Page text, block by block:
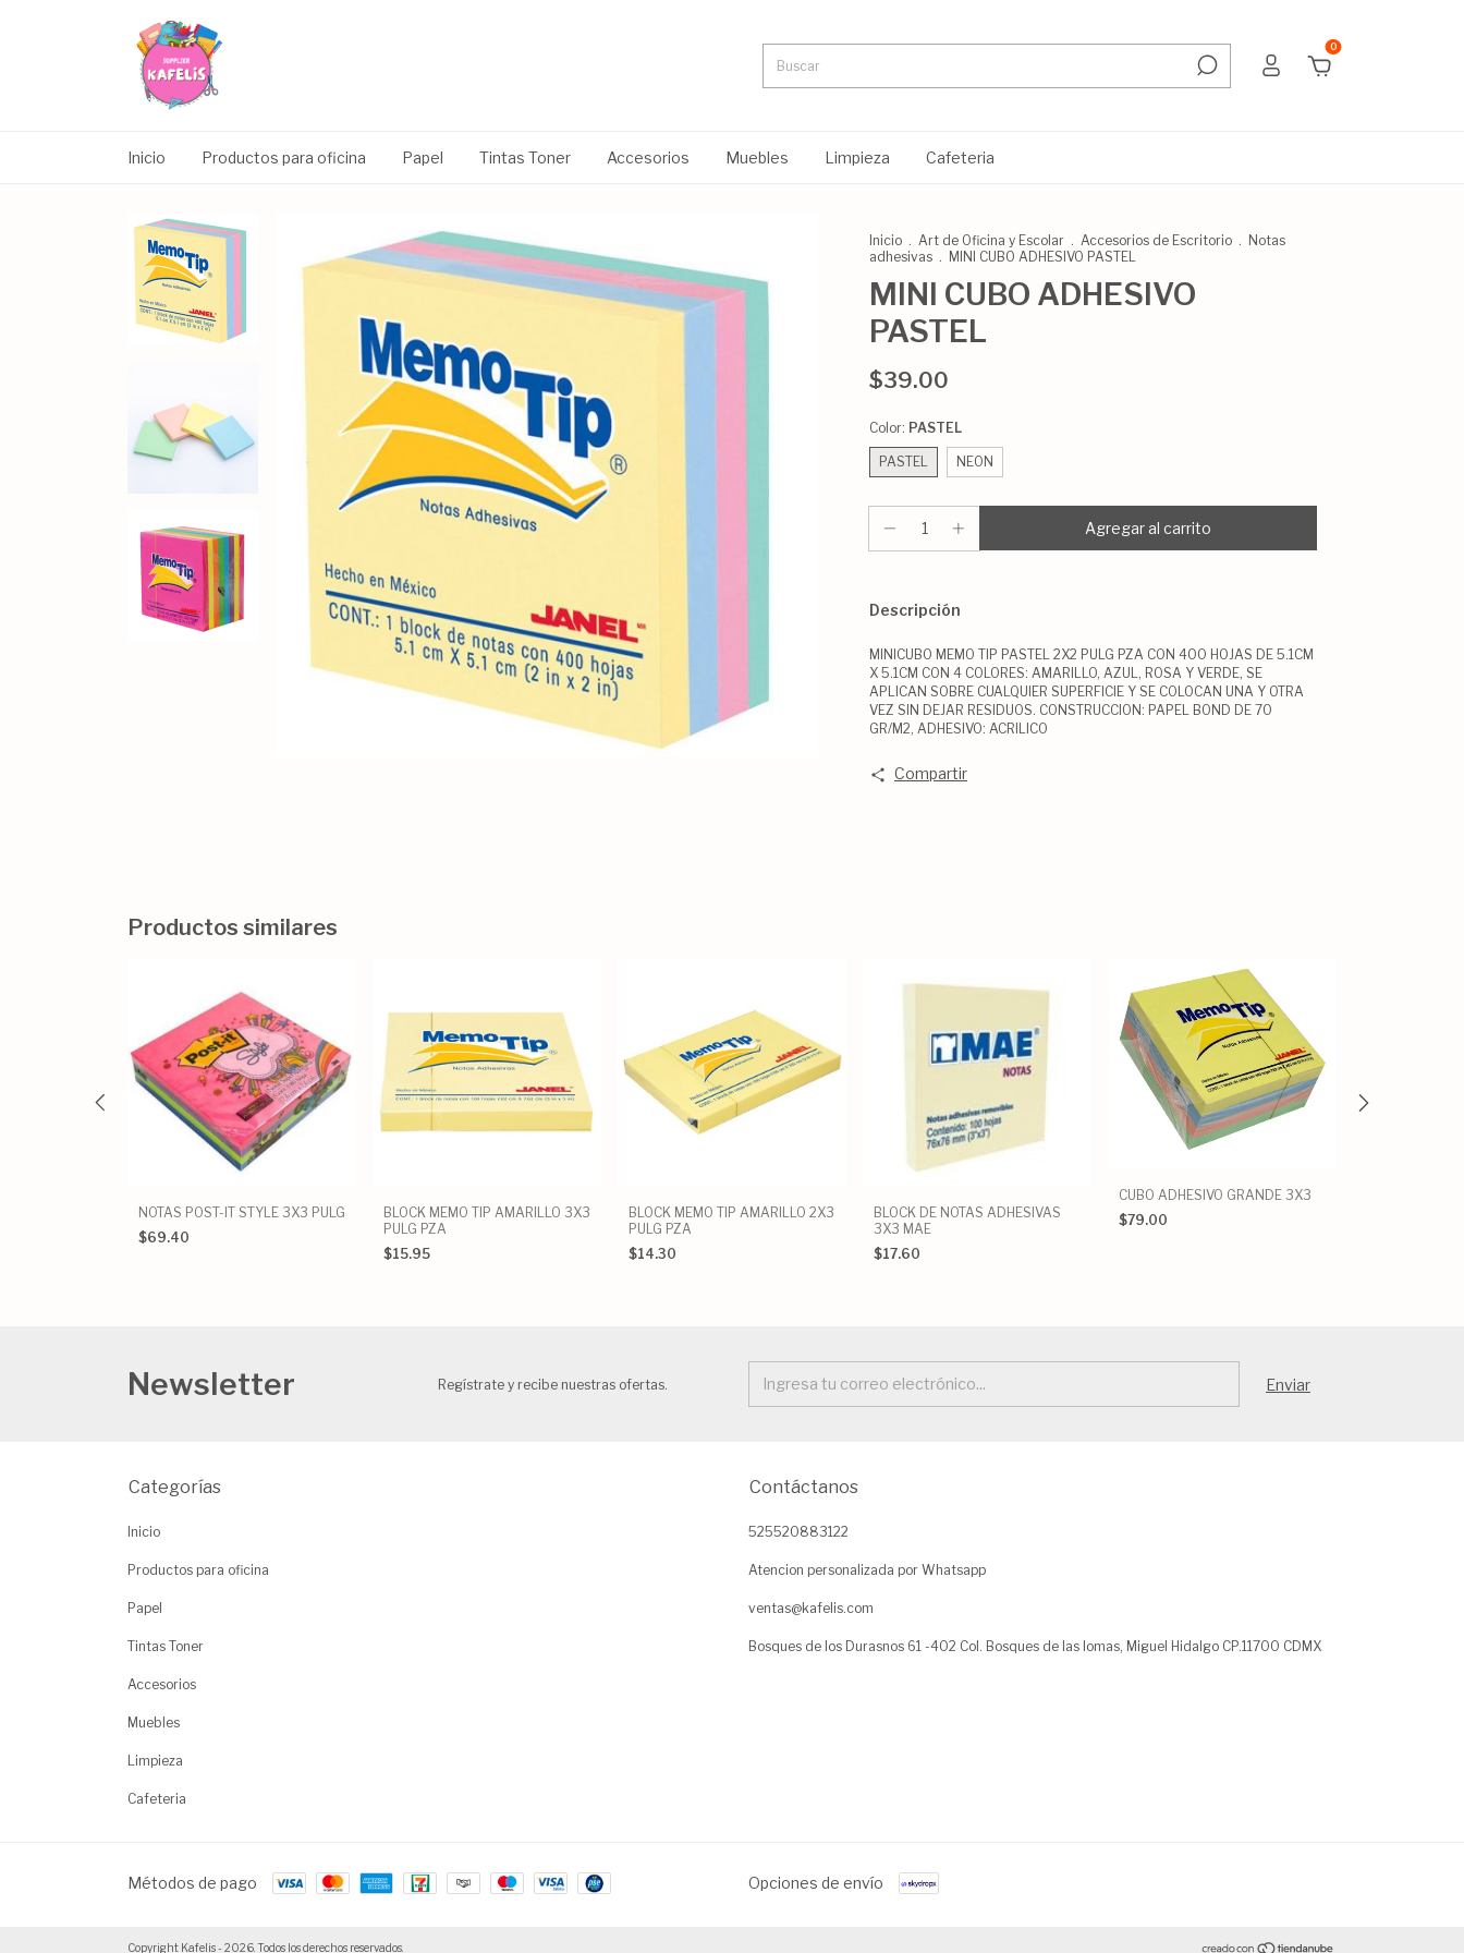
0
Inicio Productos para oficina Papel Tintas Toner Accesorios Muebles Limpieza Cafeteria
Inicio . Art de Oficina y Escolar . Accesorios de Escritorio . Notas
adhesivas . MINI CUBO ADHESIVO PASTEL
MINI CUBO ADHESIVO
PASTEL
$39.00
Color: PASTEL
PASTEL NEON
Descripción
MINICUBO MEMO TIP PASTEL 2X2 PULG PZA CON 400 HOJAS DE 5.1CM
X 5.1CM CON 4 COLORES: AMARILLO, AZUL, ROSA Y VERDE, SE
APLICAN SOBRE CUALQUIER SUPERFICIE Y SE COLOCAN UNA Y OTRA
VEZ SIN DEJAR RESIDUOS. CONSTRUCCION: PAPEL BOND DE 70
GR/M2, ADHESIVO: ACRILICO
Compartir
Productos similares
NOTAS POST-IT STYLE 3X3 PULG
$69.40
BLOCK MEMO TIP AMARILLO 3X3
PULG PZA
$15.95
BLOCK MEMO TIP AMARILLO 2X3
PULG PZA
$14.30
BLOCK DE NOTAS ADHESIVAS
3X3 MAE
$17.60
CUBO ADHESIVO GRANDE 3X3
$79.00
Newsletter Regístrate y recibe nuestras ofertas.
Categorías
Inicio
Productos para oficina
Papel
Tintas Toner
Accesorios
Muebles
Limpieza
Cafeteria
Contáctanos
525520883122
Atencion personalizada por Whatsapp
ventas@kafelis.com
Bosques de los Durasnos 61 -402 Col. Bosques de las lomas, Miguel Hidalgo CP.11700 CDMX
Métodos de pago Opciones de envío
Copyright Kafelis - 2026. Todos los derechos reservados.